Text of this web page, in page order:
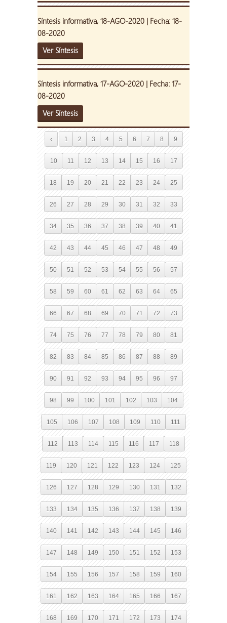
Síntesis informativa, 18-AGO-2020 | Fecha: 18-
08-2020
Ver Síntesis
Síntesis informativa, 17-AGO-2020 | Fecha: 17-
08-2020
Ver Síntesis
‹ 1 2 3 4 5 6 7 8 9
10 11 12 13 14 15 16 17
18 19 20 21 22 23 24 25
26 27 28 29 30 31 32 33
34 35 36 37 38 39 40 41
42 43 44 45 46 47 48 49
50 51 52 53 54 55 56 57
58 59 60 61 62 63 64 65
66 67 68 69 70 71 72 73
74 75 76 77 78 79 80 81
82 83 84 85 86 87 88 89
90 91 92 93 94 95 96 97
98 99 100 101 102 103 104
105 106 107 108 109 110 111
112 113 114 115 116 117 118
119 120 121 122 123 124 125
126 127 128 129 130 131 132
133 134 135 136 137 138 139
140 141 142 143 144 145 146
147 148 149 150 151 152 153
154 155 156 157 158 159 160
161 162 163 164 165 166 167
168 169 170 171 172 173 174